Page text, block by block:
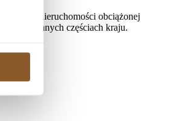
nieruchomości obciążonej
w innych częściach kraju.